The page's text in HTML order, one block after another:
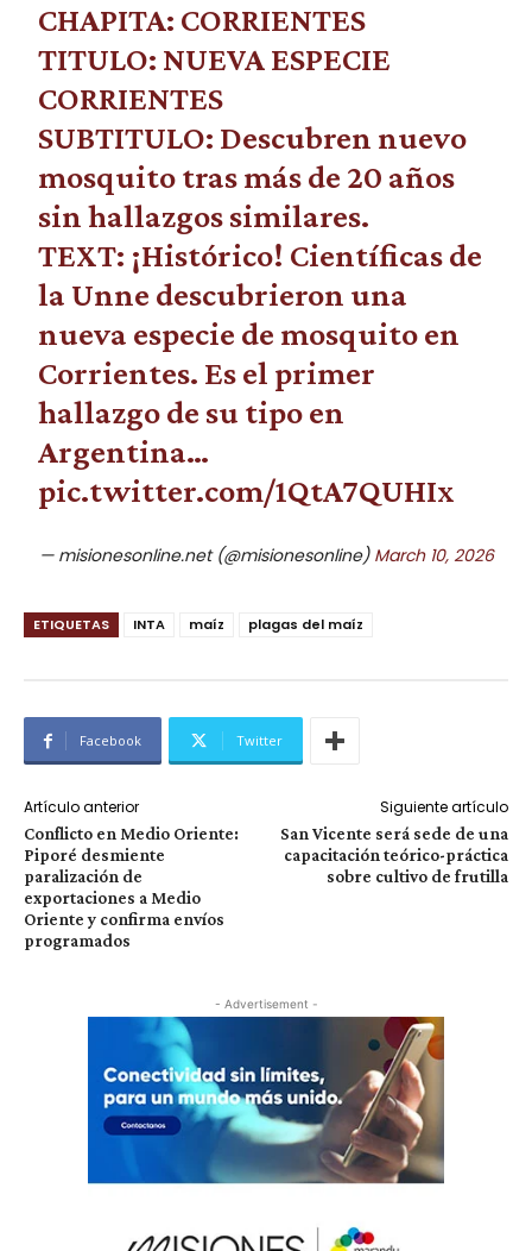
CHAPITA: CORRIENTES
TITULO: NUEVA ESPECIE
CORRIENTES
SUBTITULO: Descubren nuevo
mosquito tras más de 20 años
sin hallazgos similares.
TEXT: ¡Histórico! Científicas de
la Unne descubrieron una
nueva especie de mosquito en
Corrientes. Es el primer
hallazgo de su tipo en
Argentina…
pic.twitter.com/1QtA7QUHIx
— misionesonline.net (@misionesonline) March 10, 2026
ETIQUETAS INTA maíz plagas del maíz
Facebook Twitter
Artículo anterior
Conflicto en Medio Oriente:
Piporé desmiente
paralización de
exportaciones a Medio
Oriente y confirma envíos
programados
Siguiente artículo
San Vicente será sede de una
capacitación teórico-práctica
sobre cultivo de frutilla
- Advertisement -